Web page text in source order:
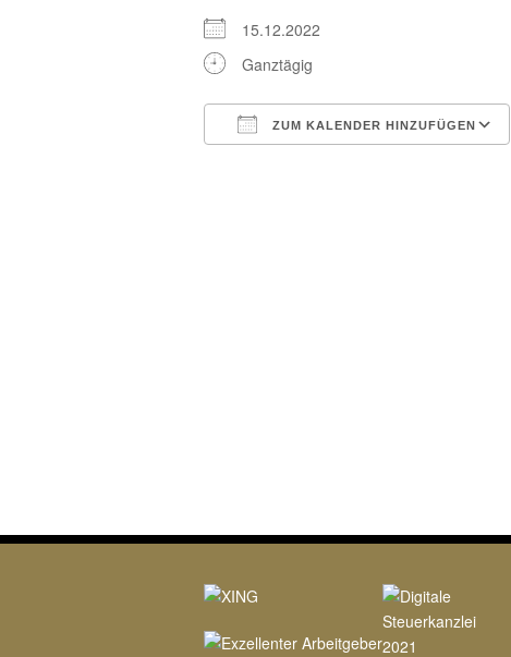
15.12.2022
Ganztägig
ZUM KALENDER HINZUFÜGEN